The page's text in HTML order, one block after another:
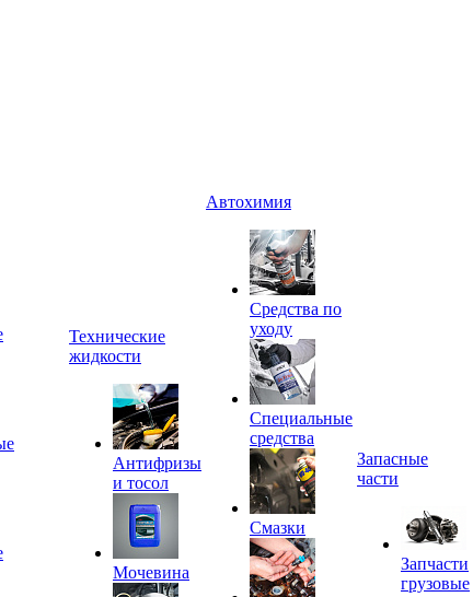
Технические
жидкости
Антифризы
и тосол
Мочевина
Автохимия
Средства по
уходу
Специальные
средства
Смазки
Запасные
части
Запчасти
грузовые